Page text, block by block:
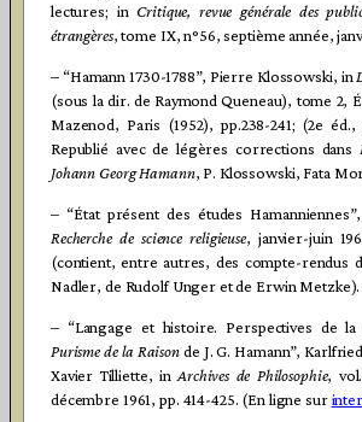
lectures; inCritique, revue générale des
étrangères, tome IX, n°56, septième année,
– “Hamann 1730-1788”, Pierre Klossowski, in
(sous la dir. de Raymond Queneau), tome 2,
Mazenod, Paris (1952), pp.238-241; (2e éd.,
Republié avec de légères corrections dans
Johann Georg Hamann, P. Klossowski, Fata
– “État présent des études
Recherche de science religieuse, janvier-juin
(contient, entre autres, des compte-rendus
Nadler, de Rudolf Unger et de Erwin Metzke).
– “Langage et histoire. Perspectives de
Purisme de la Raisonde J. G. Hamann”,
Xavier Tilliette, inArchives de Philosophie,
décembre 1961, pp. 414-425. (En ligne sur